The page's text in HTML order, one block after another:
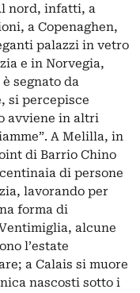
nord, infatti, a
a Copenaghen,
palazzi in vetro
e in Norvegia,
segnato da
si percepisce
avviene in altri
A Melilla, in
di Barrio Chino
di persone
lavorando per
forma di
alcune
l’estate
a Calais si muore
nascosti sotto i